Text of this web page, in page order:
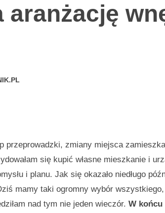
aranżację
przeprowadzki, zmiany miejsca
się kupić własne mieszkanie i
i planu. Jak się okazało niedługo
mamy taki ogromny wybór
nad tym nie jeden wieczór. W końcu